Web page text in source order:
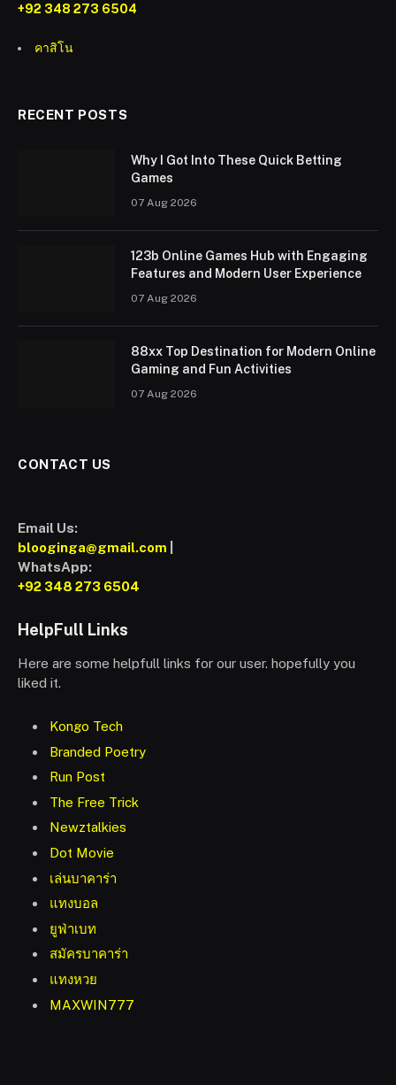
+92 348 273 6504
คาสิโน
RECENT POSTS
Why I Got Into These Quick Betting
Games
07 Aug 2026
123b Online Games Hub with Engaging
Features and Modern User Experience
07 Aug 2026
88xx Top Destination for Modern Online
Gaming and Fun Activities
07 Aug 2026
CONTACT US
Email Us:
blooginga@gmail.com
WhatsApp:
+92 348 273 6504
HelpFull Links
Here are some helpfull links for our user. hopefully you
liked it.
Kongo Tech
Branded Poetry
Run Post
The Free Trick
Newztalkies
Dot Movie
เล่นบาคาร่า
แทงบอล
ยูฟ่าเบท
สมัครบาคาร่า
แทงหวย
MAXWIN777